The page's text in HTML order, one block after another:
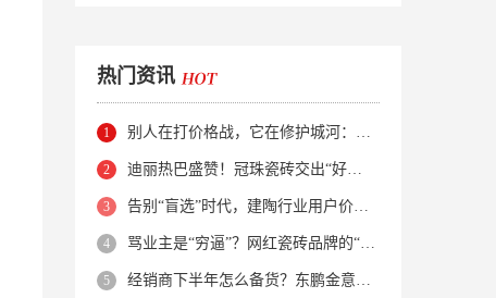
热门资讯
别人在打价格战，它在修护城河：新明珠岩板的逆势密码
迪丽热巴盛赞！冠珠瓷砖交出“好房子”的标准答卷
告别“盲选”时代，建陶行业用户价值正在被改写！
骂业主是“穷逼”？网红瓷砖品牌的“真实面目”被揭开了！
经销商下半年怎么备货？东鹏金意陶马可波罗等10大品牌集体亮剑